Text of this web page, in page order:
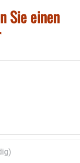
Sie einen